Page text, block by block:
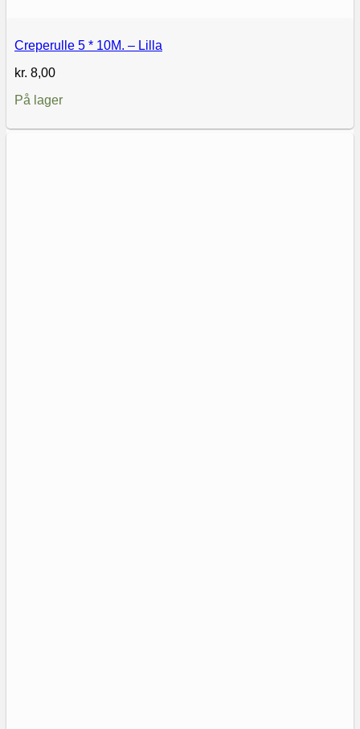
Creperulle 5 * 10M. – Lilla
kr. 8,00
På lager